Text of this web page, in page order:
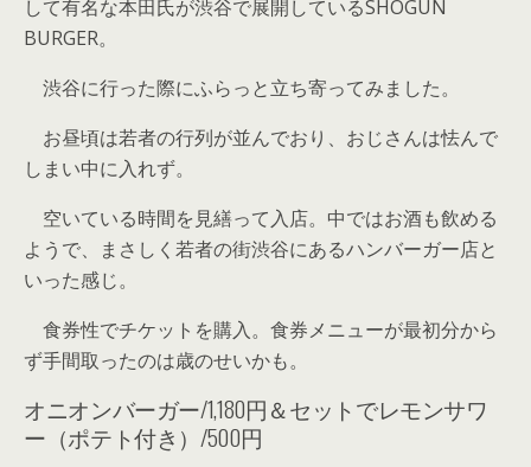
して有名な本田氏が渋谷で展開しているSHOGUN
BURGER。
渋谷に行った際にふらっと立ち寄ってみました。
お昼頃は若者の行列が並んでおり、おじさんは怯んで
しまい中に入れず。
空いている時間を見繕って入店。中ではお酒も飲める
ようで、まさしく若者の街渋谷にあるハンバーガー店と
いった感じ。
食券性でチケットを購入。食券メニューが最初分から
ず手間取ったのは歳のせいかも。
オニオンバーガー/1,180円＆セットでレモンサワ
ー（ポテト付き）/500円